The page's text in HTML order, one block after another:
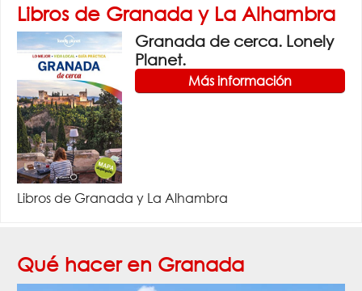
Libros de Granada y La Alhambra
Granada de cerca. Lonely
Planet.
Más información
Libros de Granada y La Alhambra
Qué hacer en Granada